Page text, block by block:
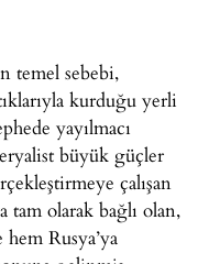
temel sebebi,
kurduğu yerli
yayılmacı
büyük güçler
çalışan
tam olarak bağlı olan,
Rusya’ya